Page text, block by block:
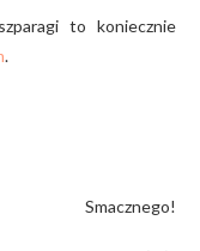
to koniecznie
.
Smacznego!